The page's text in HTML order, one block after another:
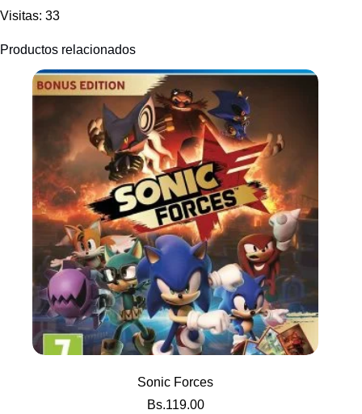
Visitas: 33
Productos relacionados
Sonic Forces
Bs.119.00